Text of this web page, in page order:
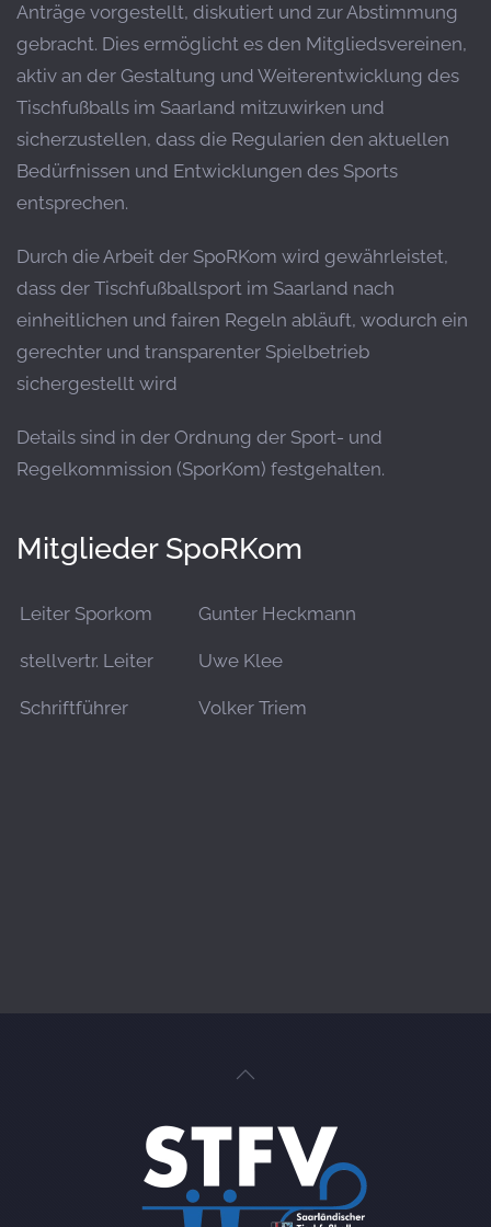
Anträge vorgestellt, diskutiert und zur Abstimmung
gebracht. Dies ermöglicht es den Mitgliedsvereinen,
aktiv an der Gestaltung und Weiterentwicklung des
Tischfußballs im Saarland mitzuwirken und
sicherzustellen, dass die Regularien den aktuellen
Bedürfnissen und Entwicklungen des Sports
entsprechen.
Durch die Arbeit der SpoRKom wird gewährleistet,
dass der Tischfußballsport im Saarland nach
einheitlichen und fairen Regeln abläuft, wodurch ein
gerechter und transparenter Spielbetrieb
sichergestellt wird
Details sind in der Ordnung der Sport- und
Regelkommission (SporKom) festgehalten.
Mitglieder SpoRKom
Leiter Sporkom Gunter Heckmann
stellvertr. Leiter Uwe Klee
Schriftführer Volker Triem